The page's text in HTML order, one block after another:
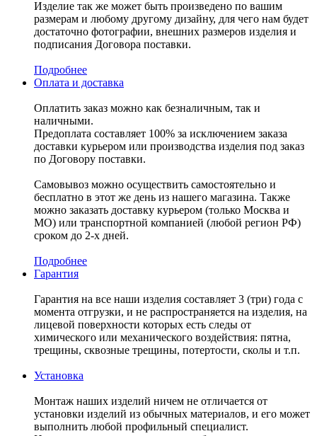
Изделие так же может быть произведено по вашим
размерам и любому другому дизайну, для чего нам будет
достаточно фотографии, внешних размеров изделия и
подписания Договора поставки.
Подробнее
Оплата и доставка
Оплатить заказ можно как безналичным, так и
наличными.
Предоплата составляет 100% за исключением заказа
доставки курьером или производства изделия под заказ
по Договору поставки.
Самовывоз можно осуществить самостоятельно и
бесплатно в этот же день из нашего магазина. Также
можно заказать доставку курьером (только Москва и
МО) или транспортной компанией (любой регион РФ)
сроком до 2-х дней.
Подробнее
Гарантия
Гарантия на все наши изделия составляет 3 (три) года с
момента отгрузки, и не распространяется на изделия, на
лицевой поверхности которых есть следы от
химического или механического воздействия: пятна,
трещины, сквозные трещины, потертости, сколы и т.п.
Установка
Монтаж наших изделий ничем не отличается от
установки изделий из обычных материалов, и его может
выполнить любой профильный специалист.